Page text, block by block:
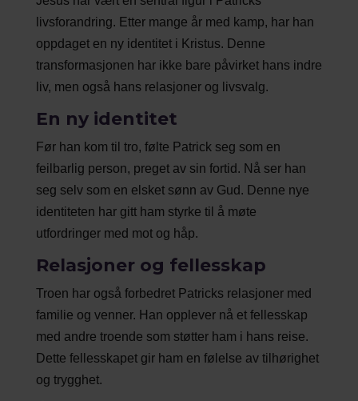
livsforandring. Etter mange år med kamp, har han
oppdaget en ny identitet i Kristus. Denne
transformasjonen har ikke bare påvirket hans indre
liv, men også hans relasjoner og livsvalg.
En ny identitet
Før han kom til tro, følte Patrick seg som en
feilbarlig person, preget av sin fortid. Nå ser han
seg selv som en elsket sønn av Gud. Denne nye
identiteten har gitt ham styrke til å møte
utfordringer med mot og håp.
Relasjoner og fellesskap
Troen har også forbedret Patricks relasjoner med
familie og venner. Han opplever nå et fellesskap
med andre troende som støtter ham i hans reise.
Dette fellesskapet gir ham en følelse av tilhørighet
og trygghet.